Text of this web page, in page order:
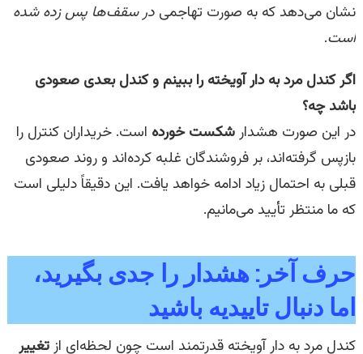
نشان می‌دهد که به صورت تهاجمی در سقف‌ها پس زده شده
است.
اگر کندل مرد به دار آویخته را ببینم و کندل بعدی صعودی
باشد چه؟
در این صورت هشدارشکست خورده است. خریداران کنترل را
بازپس گرفته‌اند، بر فروشندگان غلبه کرده‌اند و روند صعودی
قبلی به احتمال زیاد ادامه خواهد یافت. این دقیقاً دلیلی است
که ما منتظر تأیید می‌مانیم.
حرف آخر: هشدار را جدی بگیرید،
اما دنبال تاییدیه باشید
کندل مرد به دار آویخته قدرتمند است چون لحظه‌ای ازتغییر